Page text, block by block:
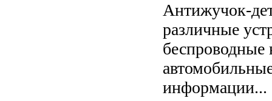
Антижучок-
различные
информации...